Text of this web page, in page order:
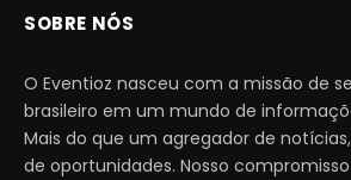
SOBRE NÓS
O Eventioz nasceu com a missão de
brasileiro em um mundo de
Mais do que um agregador de
de oportunidades. Nosso